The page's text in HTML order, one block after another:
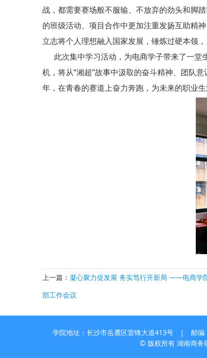
战，都需要赛场般不服输、不放弃的劲头和脚
的班级活动、项目合作中更加注重发扬互助精
立志将个人理想融入国家发展，锤炼过硬本领，
此次集中学习活动，为电商学子带来了一堂
机，将从“湘超”故事中汲取的奋斗精神、团队
年，在青春的赛道上奋力奔跑，为未来的职业
上一篇： 凝心聚力促发展 务实笃行开新局 ——电商学
部工作会议
学院地址：长沙市岳麓区雷锋大道413号 |
© 版权所有 湖南商务